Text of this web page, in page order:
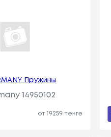
Пружины
14950102
от 19259 тенге